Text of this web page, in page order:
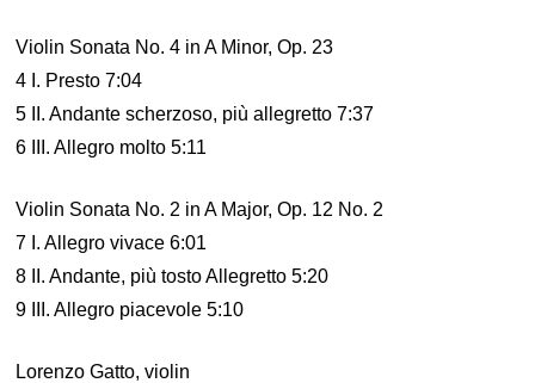
Violin Sonata No. 4 in A Minor, Op. 23
4 I. Presto 7:04
5 II. Andante scherzoso, più allegretto 7:37
6 III. Allegro molto 5:11
Violin Sonata No. 2 in A Major, Op. 12 No. 2
7 I. Allegro vivace 6:01
8 II. Andante, più tosto Allegretto 5:20
9 III. Allegro piacevole 5:10
Lorenzo Gatto, violin